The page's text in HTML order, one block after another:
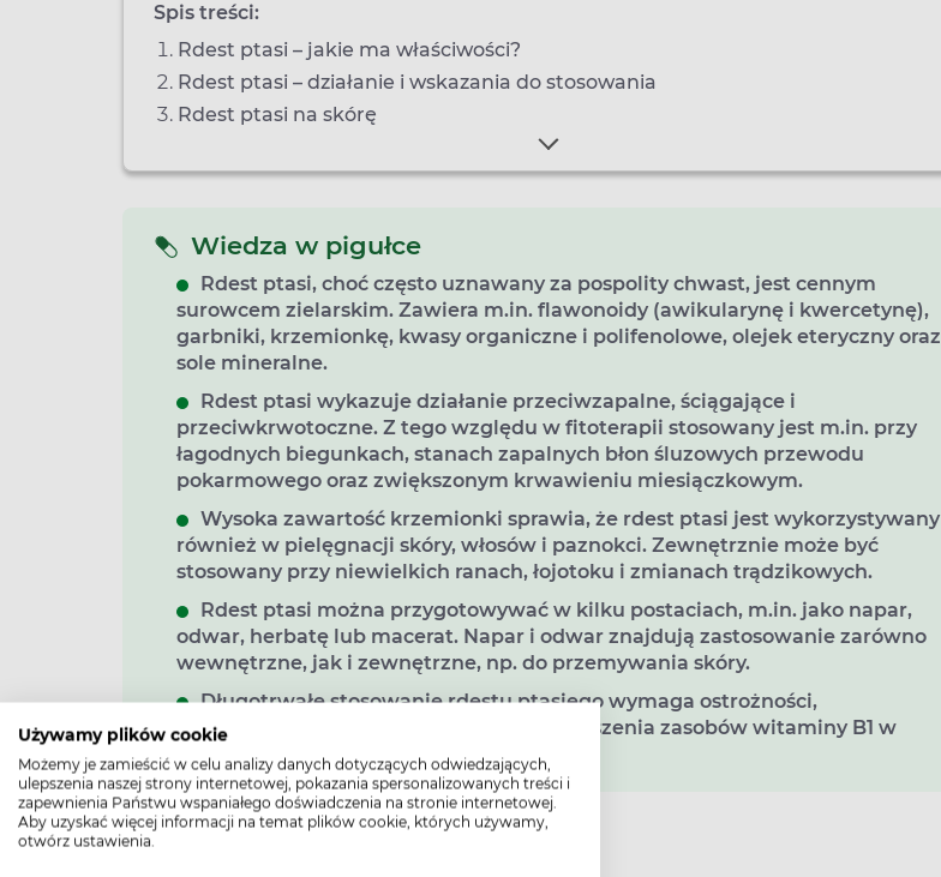
Używamy plików cookie
Możemy je zamieścić w celu analizy danych dotyczących odwiedzających,
ulepszenia naszej strony internetowej, pokazania spersonalizowanych treści i
zapewnienia Państwu wspaniałego doświadczenia na stronie internetowej.
Aby uzyskać więcej informacji na temat plików cookie, których używamy,
otwórz ustawienia.
Spis treści:
Rdest ptasi – jakie ma właściwości?
Rdest ptasi – działanie i wskazania do stosowania
Rdest ptasi na skórę
Wiedza w pigułce
Rdest ptasi, choć często uznawany za pospolity chwast, jest cennym
surowcem zielarskim. Zawiera m.in. flawonoidy (awikularynę i kwercetynę),
garbniki, krzemionkę, kwasy organiczne i polifenolowe, olejek eteryczny oraz
sole mineralne.
Rdest ptasi wykazuje działanie przeciwzapalne, ściągające i
przeciwkrwotoczne. Z tego względu w fitoterapii stosowany jest m.in. przy
łagodnych biegunkach, stanach zapalnych błon śluzowych przewodu
pokarmowego oraz zwiększonym krwawieniu miesiączkowym.
Wysoka zawartość krzemionki sprawia, że rdest ptasi jest wykorzystywany
również w pielęgnacji skóry, włosów i paznokci. Zewnętrznie może być
stosowany przy niewielkich ranach, łojotoku i zmianach trądzikowych.
Rdest ptasi można przygotowywać w kilku postaciach, m.in. jako napar,
odwar, herbatę lub macerat. Napar i odwar znajdują zastosowanie zarówno
wewnętrzne, jak i zewnętrzne, np. do przemywania skóry.
Długotrwałe stosowanie rdestu ptasiego wymaga ostrożności,
ponieważ może przyczyniać się do zmniejszenia zasobów witaminy B1 w
organizmie.
Rdest ptasi – jakie ma właściwości?